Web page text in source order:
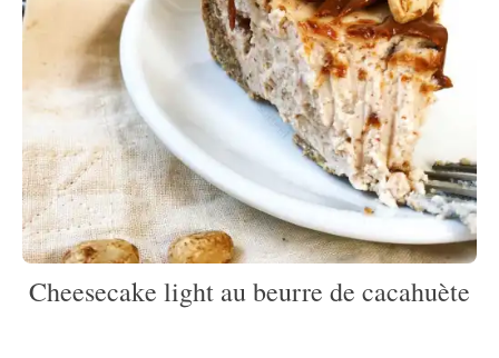
Cheesecake light au beurre de cacahuète